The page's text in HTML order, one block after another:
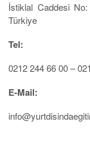
İstiklal Caddesi
Türkiye
Tel:
0212 244 66 00 –
E-Mail: